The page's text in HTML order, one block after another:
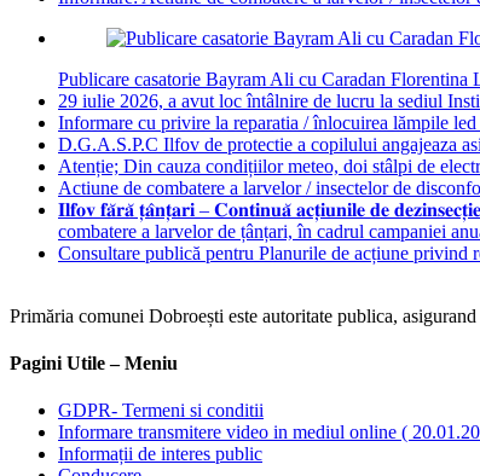
Publicare casatorie Bayram Ali cu Caradan Florentina
29 iulie 2026, a avut loc întâlnire de lucru la sediul
Informare cu privire la reparatia / înlocuirea lămpile
D.G.A.S.P.C Ilfov de protectie a copilului angajeaza
Atenție; Din cauza condițiilor meteo, doi stâlpi de
Actiune de combatere a larvelor / insectelor de
𝐈𝐥𝐟𝐨𝐯 𝐟𝐚̆𝐫𝐚̆ 𝐭̦𝐚̂𝐧𝐭̦𝐚𝐫𝐢 – 𝐂𝐨𝐧𝐭𝐢𝐧𝐮𝐚̆ 𝐚𝐜𝐭̦𝐢𝐮𝐧𝐢𝐥𝐞 𝐝𝐞
combatere a larvelor de țânțari, în cadrul campaniei
Consultare publică pentru Planurile de acțiune privind
Primăria comunei Dobroești este autoritate publica,
Pagini Utile – Meniu
GDPR- Termeni si conditii
Informare transmitere video in mediul online (
Informații de interes public